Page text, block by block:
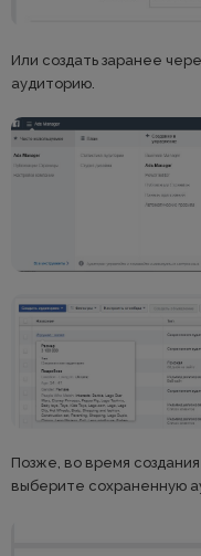
Или создать заранее
аудиторию.
Позже, во время
выберите сохраненную